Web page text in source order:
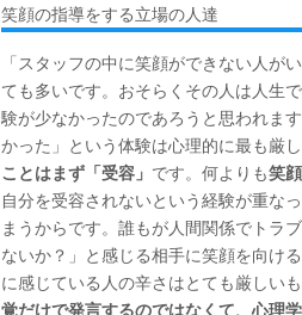
笑顔の指導をする立場の人達
「スタッフの中に笑顔ができない人が
ても多いです。おそらくその人は人生
験が少なかったのであろうと思われま
かった」という体験は心理的に最も厳
ことはまず「受容」 です。何よりも笑
自分を受容されないという経験が重な
まうからです。誰もが人間関係でトラ
ないか？」と感じる相手に笑顔を向け
に感じている人の辛さはとても厳しいも
覚だけで発言するのではなくて、心理